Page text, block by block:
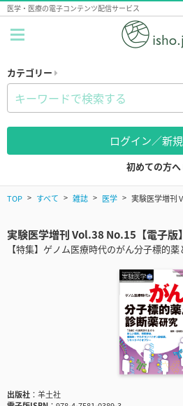
医学・医療の電子コンテンツ配信サービス
カテゴリー
ログイン／新
初めての方へ
TOP すべて 雑誌 医学 実験医学増刊
実験医学増刊 Vol.38 No.15【電子版】
【特集】ゲノム医療時代のがん分子標的
出版社
羊土社